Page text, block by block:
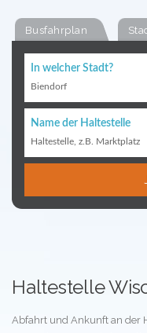
Busfahrplan
In welcher Stadt?
Biendorf
Name der Haltestelle
Haltestelle, z.B. Marktplatz
Haltestelle
Abfahrt und Ankunft an der